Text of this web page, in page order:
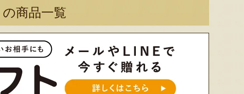
の商品一覧
る
漬
太田農園が手塩にかけて育て
たアールスメロン！イギリス
新潟市江南区で育てられた和
梨。有機質肥料と、すべての